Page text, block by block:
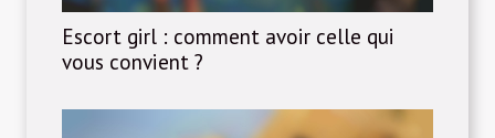
Escort girl : comment avoir celle qui
vous convient ?